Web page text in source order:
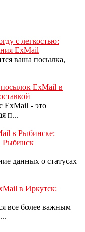
с легкостью:
ExMail
ваша посылка,
ExMail в
ExMail - это
п...
в Рыбинске:
Рыбинск
данных о статусах
в Иркутск:
все более важным